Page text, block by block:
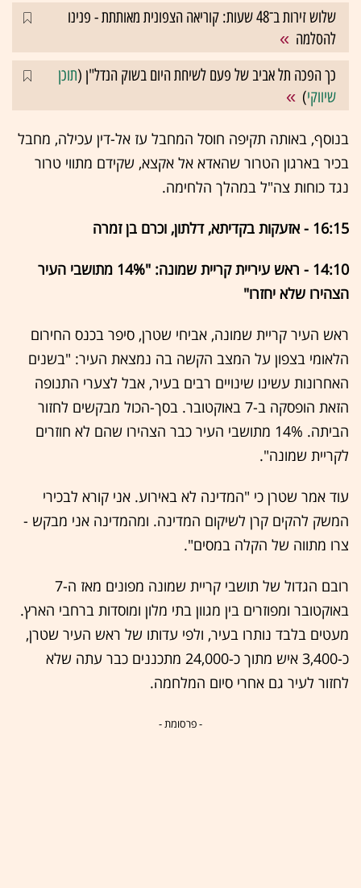
שלוש זירות ב־48 שעות: קוריאה הצפונית מאותתת - פנינו
להסלמה
כך הפכה תל אביב של פעם לשיחת היום בשוק הנדל"ן (תוכן
שיווקי)
בנוסף, באותה תקיפה חוסל המחבל עז אל-דין עכילה, מחבל
בכיר בארגון הטרור שהאדא אל אקצא, שקידם מתווי טרור
נגד כוחות צה"ל במהלך הלחימה.
16:15 - אזעקות בקדיתא, דלתון, וכרם בן זמרה
14:10 - ראש עיריית קריית שמונה: "14% מתושבי העיר
הצהירו שלא יחזרו"
ראש העיר קריית שמונה, אביחי שטרן, סיפר בכנס החירום
הלאומי בצפון על המצב הקשה בה נמצאת העיר: "בשנים
האחרונות עשינו שינויים רבים בעיר, אבל לצערי התנופה
הזאת הופסקה ב-7 באוקטובר. בסך-הכול מבקשים לחזור
הביתה. 14% מתושבי העיר כבר הצהירו שהם לא חוזרים
לקריית שמונה".
עוד אמר שטרן כי "המדינה לא באירוע. אני קורא לבכירי
המשק להקים קרן לשיקום המדינה. ומהמדינה אני מבקש -
צרו מתווה של הקלה במסים".
רובם הגדול של תושבי קריית שמונה מפונים מאז ה-7
באוקטובר ומפוזרים בין מגוון בתי מלון ומוסדות ברחבי הארץ.
מעטים בלבד נותרו בעיר, ולפי עדותו של ראש העיר שטרן,
כ-3,400 איש מתוך כ-24,000 מתכננים כבר עתה שלא
לחזור לעיר גם אחרי סיום המלחמה.
- פרסומת -